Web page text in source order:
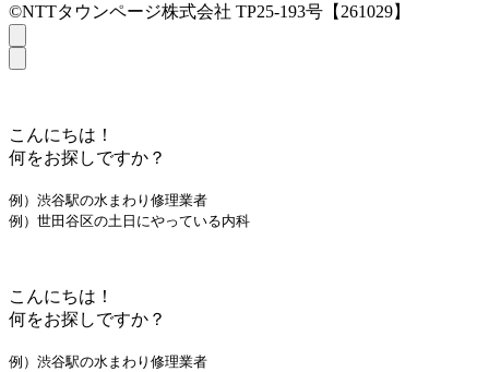
©NTTタウンページ株式会社 TP25-193号【261029】
こんにちは！
何をお探しですか？
例）渋谷駅の水まわり修理業者
例）世田谷区の土日にやっている内科
こんにちは！
何をお探しですか？
例）渋谷駅の水まわり修理業者